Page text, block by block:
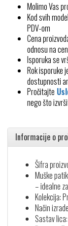
Molimo Vas
Kod svih
PDV-om
Cena
odnosu na
Isporuka se
Rok isporuke
dostupnosti
Pročitajte
nego što
Informacije o
Šifra
Muške
– idealne
Kolekcija:
Način
Sastav